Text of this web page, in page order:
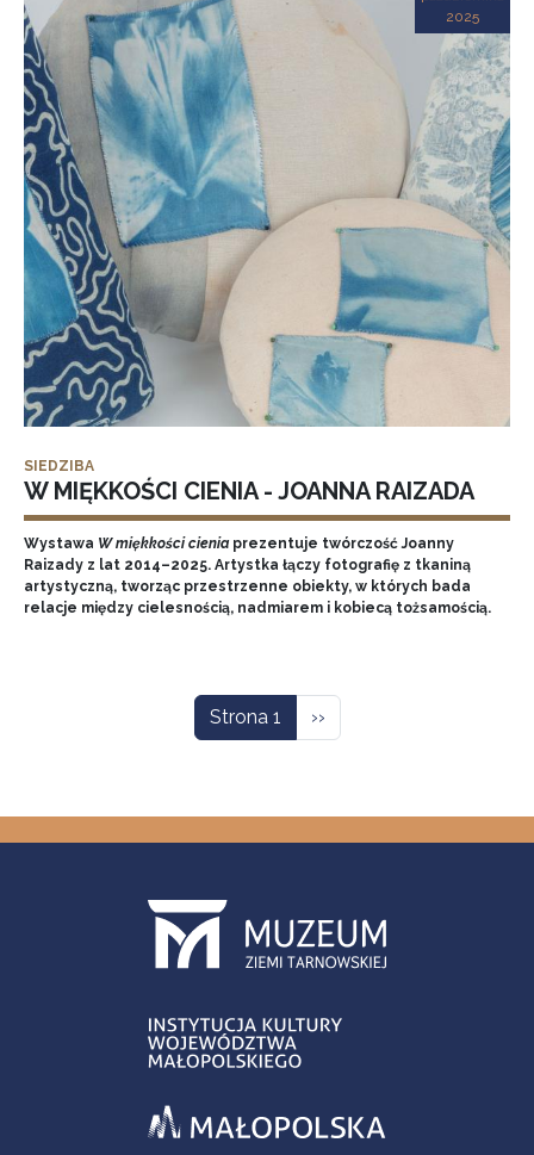
2025
SIEDZIBA
W MIĘKKOŚCI CIENIA - JOANNA RAIZADA
Wystawa W miękkości cieniaprezentuje twórczość Joanny
Raizady z lat 2014–2025. Artystka łączy fotografię z tkaniną
artystyczną, tworząc przestrzenne obiekty, w których bada
relacje między cielesnością, nadmiarem i kobiecą tożsamością.
Strona 1 Następna strona
››